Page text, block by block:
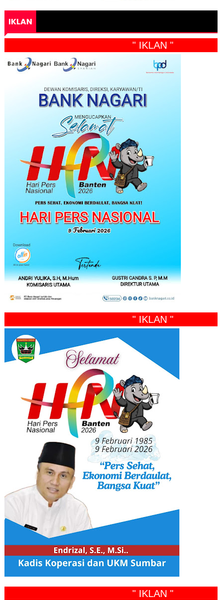
IKLAN
" IKLAN "
" IKLAN "
" IKLAN "